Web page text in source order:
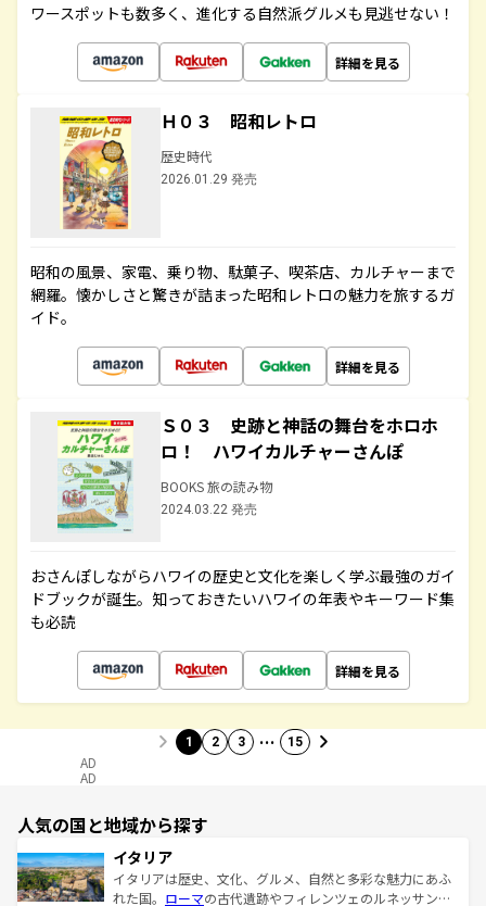
ワースポットも数多く、進化する自然派グルメも見逃せない！
詳細を見る
Ｈ０３ 昭和レトロ
歴史時代
2026.01.29 発売
昭和の風景、家電、乗り物、駄菓子、喫茶店、カルチャーまで
網羅。懐かしさと驚きが詰まった昭和レトロの魅力を旅するガ
イド。
詳細を見る
Ｓ０３ 史跡と神話の舞台をホロホ
ロ！ ハワイカルチャーさんぽ
BOOKS 旅の読み物
2024.03.22 発売
おさんぽしながらハワイの歴史と文化を楽しく学ぶ最強のガイ
ドブックが誕生。知っておきたいハワイの年表やキーワード集
も必読
詳細を見る
1 2 3 … 15
AD
AD
人気の国と地域から探す
イタリア
イタリアは歴史、文化、グルメ、自然と多彩な魅力にあふ
れた国。 ローマの古代遺跡やフィレンツェのルネッサンス